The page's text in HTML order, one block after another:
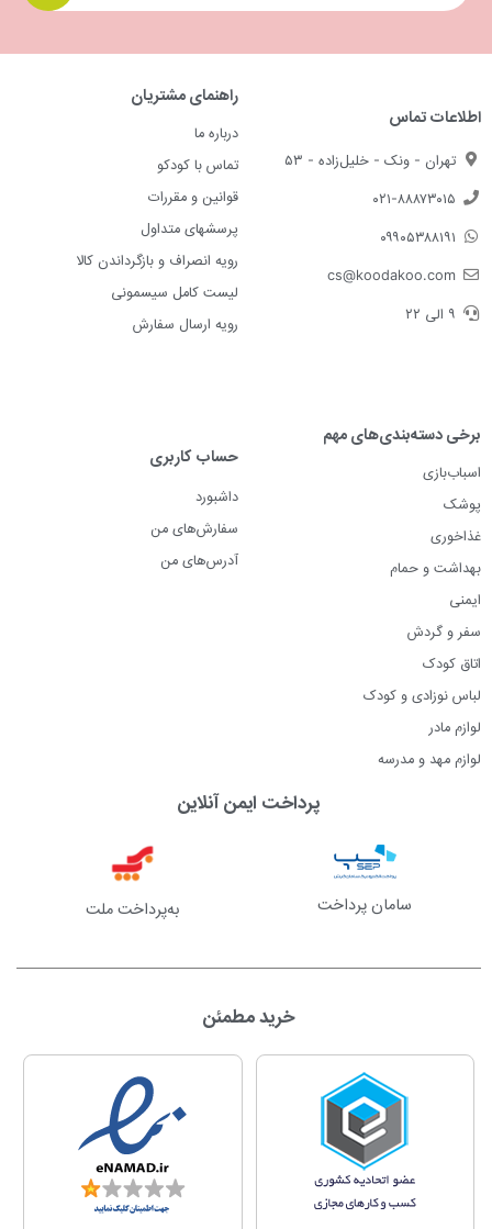
اطلاعات تماس
تهران - ونک - خلیل‌زاده - ۵۳
۰۲۱-۸۸۸۷۳۰۱۵
۰۹۹۰۵۳۸۸۱۹۱
cs@koodakoo.com
۹ الی ۲۲
راهنمای مشتریان
درباره ما
تماس با کودکو
قوانین و مقررات
پرسشهای متداول
رویه انصراف و بازگرداندن کالا
لیست کامل سیسمونی
رویه ارسال سفارش
برخی دسته‌بندی‌های مهم
اسباب‌بازی
پوشک
غذاخوری
بهداشت و حمام
ایمنی
سفر و گردش
اتاق کودک
لباس نوزادی و کودک
لوازم مادر
لوازم مهد و مدرسه
حساب کاربری
داشبورد
سفارش‌های من
آدرس‌های من
پرداخت ایمن آنلاین
سامان پرداخت به‌پرداخت ملت
خرید مطمئن